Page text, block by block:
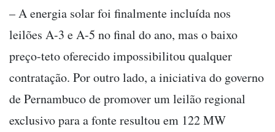
– A energia solar foi finalmente incluída nos
leilões A-3 e A-5 no final do ano, mas o baixo
preço-teto oferecido impossibilitou qualquer
contratação. Por outro lado, a iniciativa do governo
de Pernambuco de promover um leilão regional
exclusivo para a fonte resultou em 122 MW